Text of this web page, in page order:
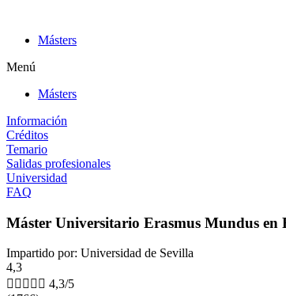
contenidoMásters
Menú
Másters
Información
Créditos
Temario
Salidas profesionales
Universidad
FAQ
Máster Universitario Erasmus Mundus en
Impartido por: Universidad de Sevilla
4,3
     4,3/5